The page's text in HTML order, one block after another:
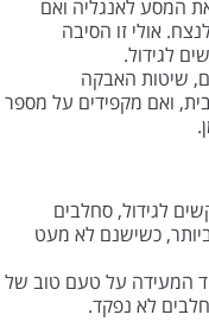
המסע לאנגליה ואם
אולי זו הסיבה
לגידול.
שיטות האבקה
ואם מקפידים על מספר
לגידול, סחלבים
כשישנם לא מעט
המעידה על טעם טוב של
לא נפקד.